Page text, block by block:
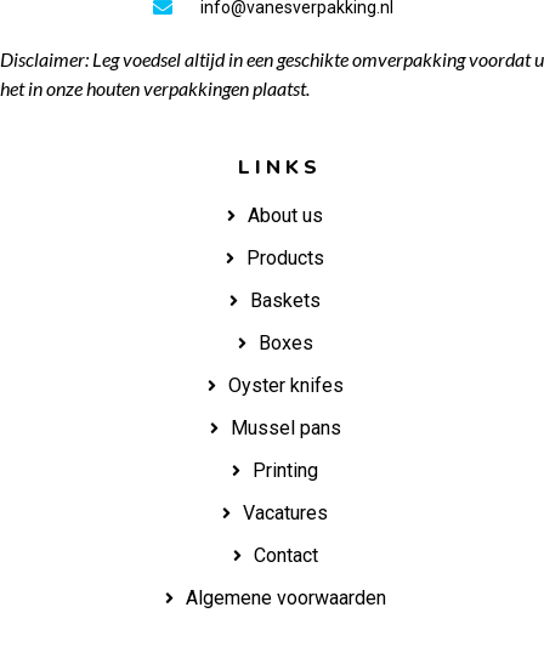
info@vanesverpakking.nl
Disclaimer: Leg voedsel altijd in een geschikte omverpakking voordat u
het in onze houten verpakkingen plaatst.
LINKS
About us
Products
Baskets
Boxes
Oyster knifes
Mussel pans
Printing
Vacatures
Contact
Algemene voorwaarden